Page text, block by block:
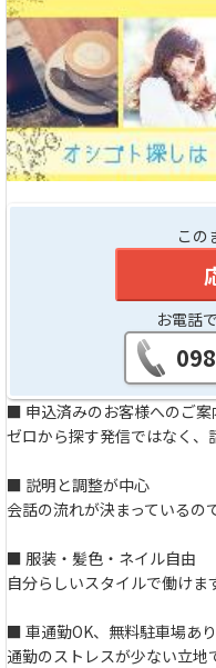
この
お電話
■ 申込済みのお客様へのご案
ゼロから探す発信ではなく、
■ 説明と調整が中心
会話の流れが決まっているの
■ 服装・髪色・ネイル自由
自分らしいスタイルで働けま
■ 車通勤OK、無料駐車場あり
通勤のストレスが少ない立地